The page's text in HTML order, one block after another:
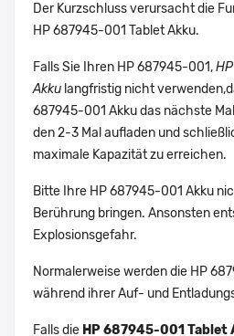
Der Kurzschluss verursacht die
HP 687945-001 Tablet Akku.
Falls Sie Ihren HP 687945-001,
Akku langfristig nicht
687945-001 Akku das nächste
den 2-3 Mal aufladen und
maximale Kapazität zu erreichen.
Bitte Ihre HP 687945-001 Akku
Berührung bringen. Ansonsten
Explosionsgefahr.
Normalerweise werden die HP
während ihrer Auf- und
Falls die HP 687945-001 Tablet